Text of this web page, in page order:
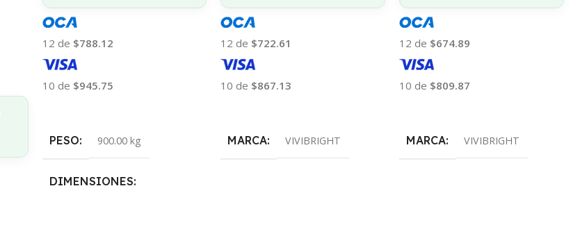
12 de $788.12
10 de $945.75
PESO 900.00 kg
DIMENSIONES
12 de $722.61
10 de $867.13
MARCA VIVIBRIGHT
12 de $674.89
10 de $809.87
MARCA VIVIBRIGHT